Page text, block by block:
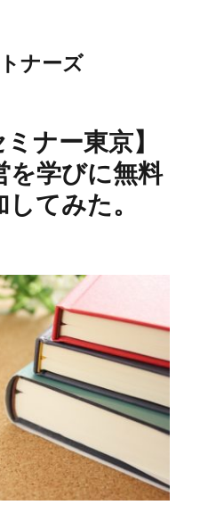
ナーズ
ナー東京】
を学びに無料
てみた。